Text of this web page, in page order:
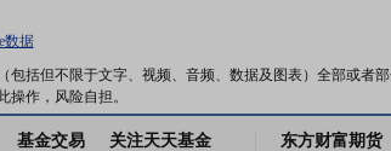
数据
括但不限于文字、视频、音频、数据及图表）全部或者
作，风险自担。
基金交易 关注天天基金 东方财富期货